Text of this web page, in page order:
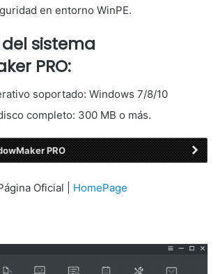
en entorno WinPE.
sistema
PRO:
soportado: Windows 7/8/10
completo: 300 MB o más.
PRO
Oficial | HomePage